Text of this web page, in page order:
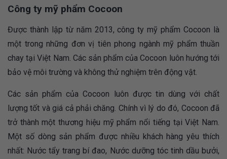
Công ty mỹ phẩm Cocoon
Được thành lập từ năm 2013, công ty mỹ phẩm Cocoon là
một trong những đơn vị tiên phong ngành mỹ phẩm thuần
chay tại Việt Nam. Các sản phẩm của Cocoon luôn hướng tới
bảo vệ môi trường và không thử nghiệm trên động vật.
Các sản phẩm của Cocoon luôn được tin dùng với chất
lượng tốt và giá cả phải chăng. Chính vì lý do đó, Cocoon đã
trở thành một thương hiệu mỹ phẩm nổi tiếng tại Việt Nam.
Một số dòng sản phẩm được nhiều khách hàng yêu thích
nhất: Nước tẩy trang bí đao, Nước dưỡng tóc tinh dầu bưởi,